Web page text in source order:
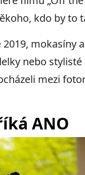
kdo by to
mokasíny
nebo
mezi
ANO